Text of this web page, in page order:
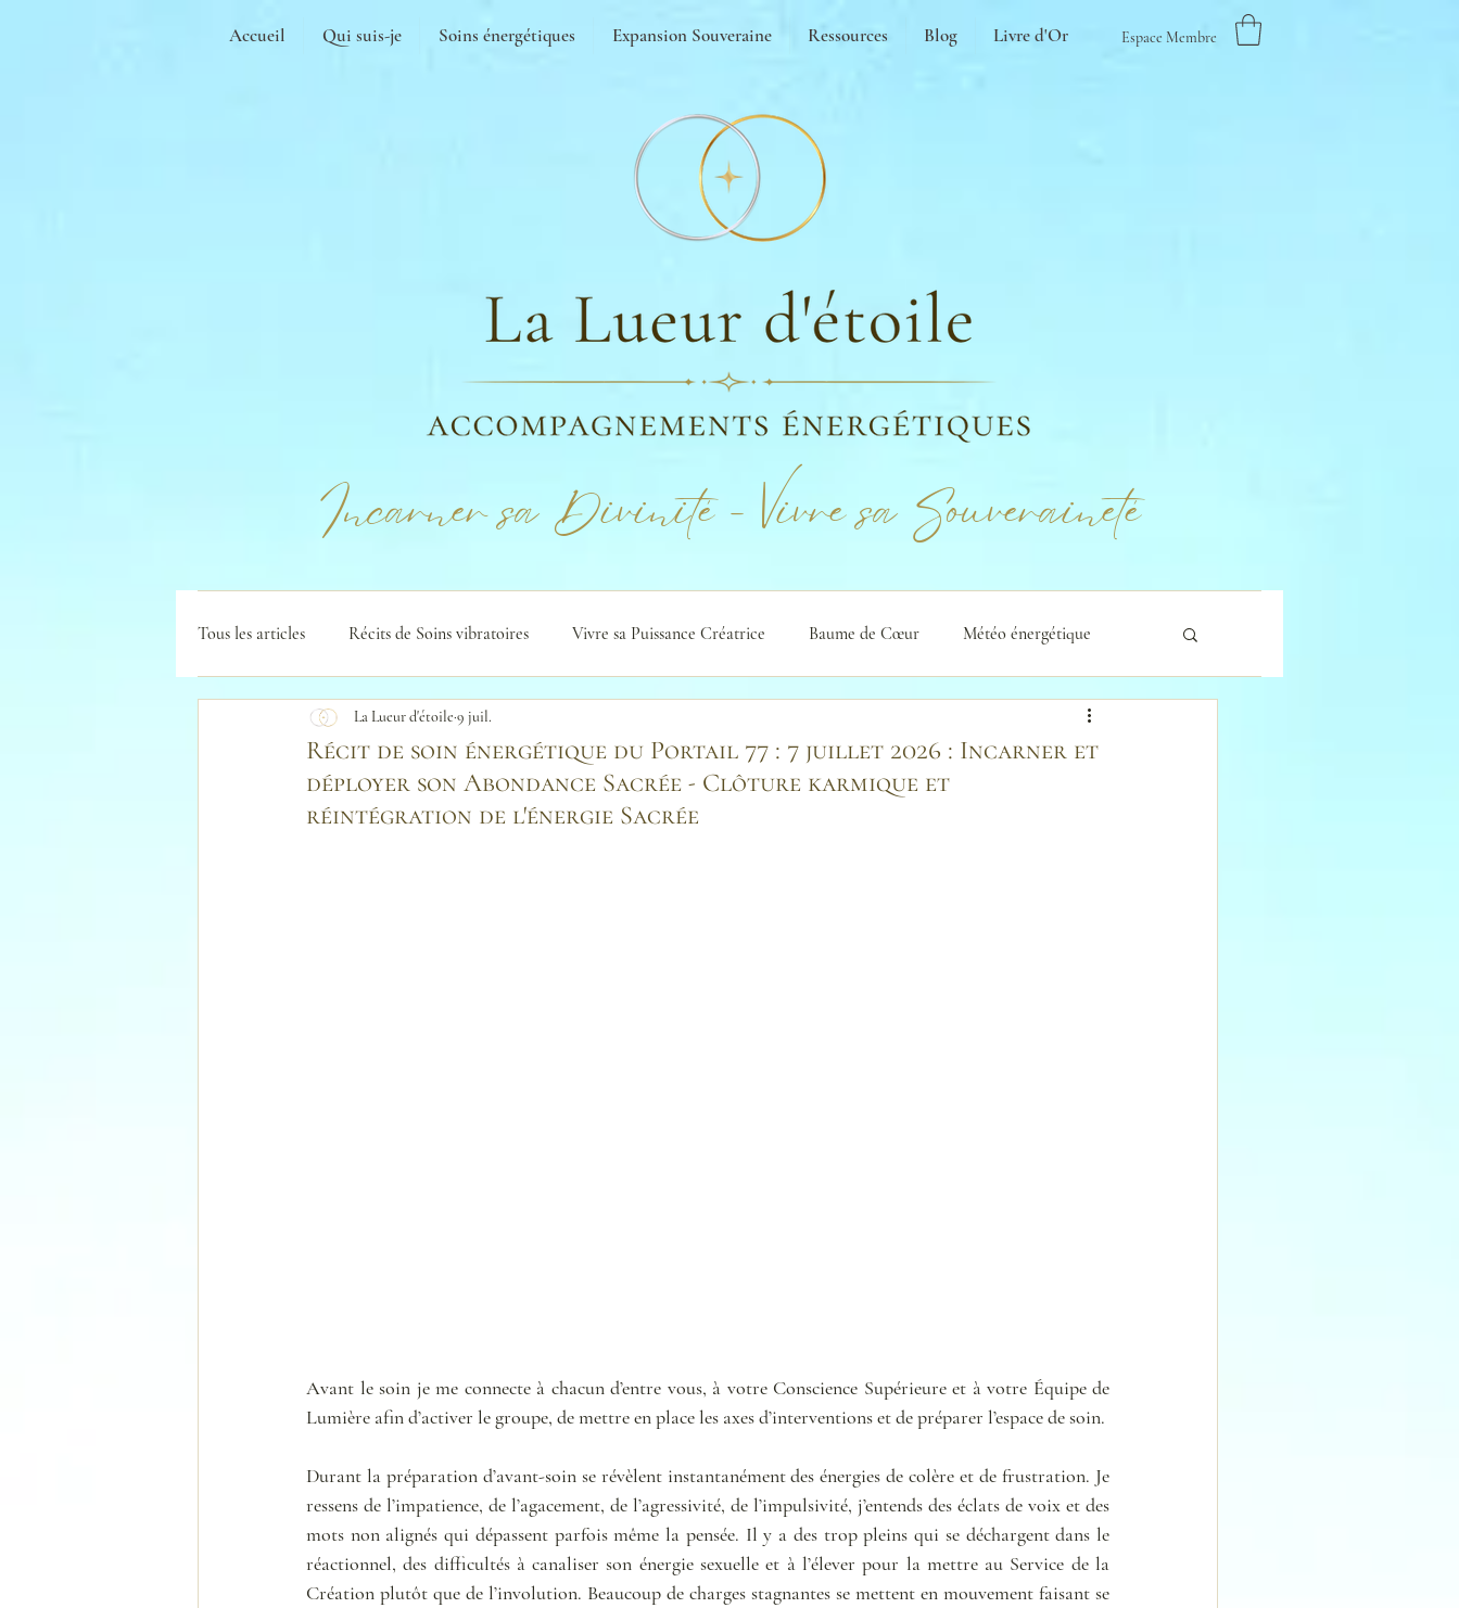
Accueil Qui suis-je Soins énergétiques Expansion Souveraine Ressources Blog Livre d'Or Espace Membre
Incarner sa Divinité - Vivre sa Souveraineté
Tous les articles Récits de Soins vibratoires Vivre sa Puissance Créatrice Baume de Cœur Météo énergétique
Récit de soin énergétique du Portail 77 : 7 juillet 2026 : Incarner et
déployer son Abondance Sacrée - Clôture karmique et
réintégration de l'énergie Sacrée
La Lueur d'étoile 9 juil.
Avant le soin je me connecte à chacun d’entre vous, à votre Conscience Supérieure et à votre Équipe de
Lumière afin d’activer le groupe, de mettre en place les axes d’interventions et de préparer l’espace de soin.
Durant la préparation d’avant-soin se révèlent instantanément des énergies de colère et de frustration. Je
ressens de l’impatience, de l’agacement, de l’agressivité, de l’impulsivité, j’entends des éclats de voix et des
mots non alignés qui dépassent parfois même la pensée. Il y a des trop pleins qui se déchargent dans le
réactionnel, des difficultés à canaliser son énergie sexuelle et à l’élever pour la mettre au Service de la
Création plutôt que de l’involution. Beaucoup de charges stagnantes se mettent en mouvement faisant se